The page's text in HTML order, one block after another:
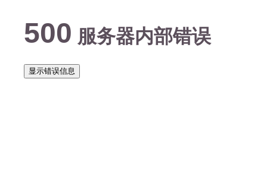
500 服务器内部错误